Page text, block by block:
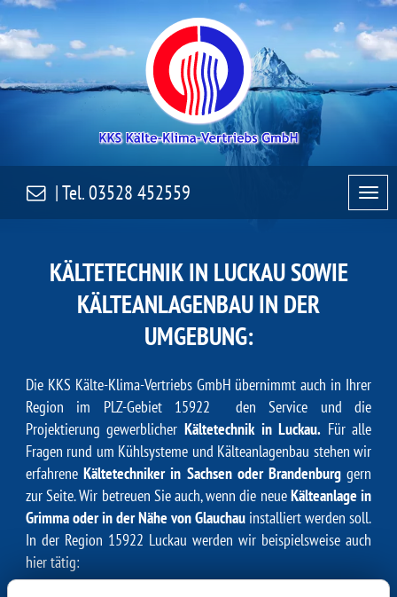
| Tel.03528 452559
KÄLTETECHNIK IN LUCKAU SOWIE
KÄLTEANLAGENBAU IN DER
UMGEBUNG:
Die KKS Kälte-Klima-Vertriebs GmbH übernimmt auch in Ihrer
Region im PLZ-Gebiet 15922 den Service und die
Projektierung gewerblicher Kältetechnik in Luckau. Für alle
Fragen rund um Kühlsysteme und Kälteanlagenbau stehen wir
erfahreneKältetechniker in Sachsen oder Brandenburggern
zur Seite. Wir betreuen Sie auch, wenn die neueKälteanlage in
Grimma oder in der Nähe von Glauchau installiert werden soll.
In der Region 15922 Luckau werden wir beispielsweise auch
hier tätig: